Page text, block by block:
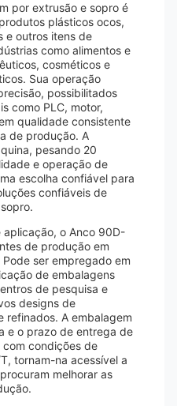
por extrusão e sopro é
plásticos ocos,
e outros itens de
como alimentos e
cosméticos e
Sua operação
possibilitados
como PLC, motor,
qualidade consistente
de produção. A
pesando 20
e operação de
escolha confiável para
confiáveis ​​de
aplicação, o Anco 90D-
de produção em
ser empregado em
de embalagens
de pesquisa e
designs de
refinados. A embalagem
e o prazo de entrega de
condições de
tornam-na acessível a
melhorar as